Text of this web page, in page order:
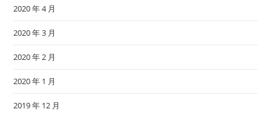
2020 年 4 月
2020 年 3 月
2020 年 2 月
2020 年 1 月
2019 年 12 月